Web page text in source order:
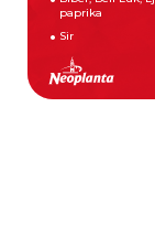
paprika
Sir